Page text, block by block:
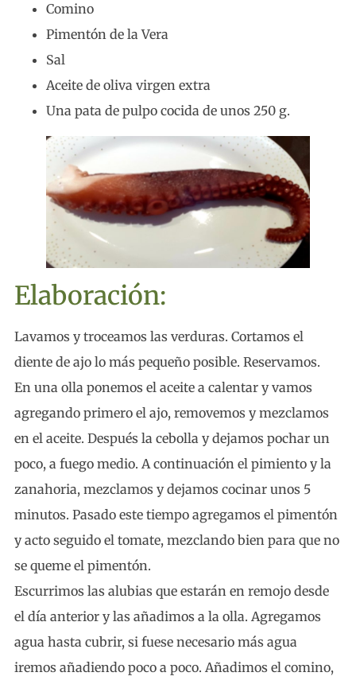
Comino
Pimentón de la Vera
Sal
Aceite de oliva virgen extra
Una pata de pulpo cocida de unos 250 g.
Elaboración:
Lavamos y troceamos las verduras. Cortamos el
diente de ajo lo más pequeño posible. Reservamos.
En una olla ponemos el aceite a calentar y vamos
agregando primero el ajo, removemos y mezclamos
en el aceite. Después la cebolla y dejamos pochar un
poco, a fuego medio. A continuación el pimiento y la
zanahoria, mezclamos y dejamos cocinar unos 5
minutos. Pasado este tiempo agregamos el pimentón
y acto seguido el tomate, mezclando bien para que no
se queme el pimentón.
Escurrimos las alubias que estarán en remojo desde
el día anterior y las añadimos a la olla. Agregamos
agua hasta cubrir, si fuese necesario más agua
iremos añadiendo poco a poco. Añadimos el comino,